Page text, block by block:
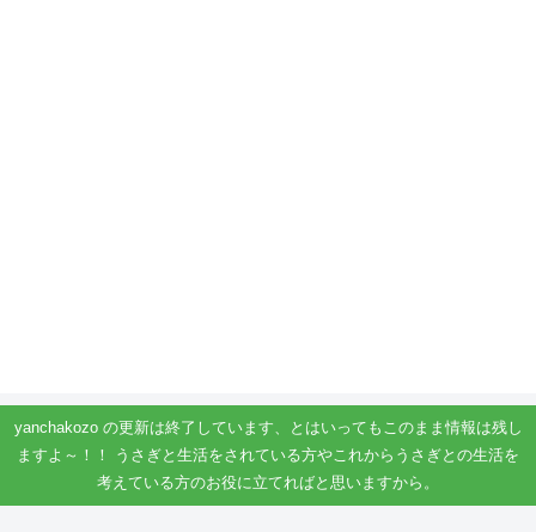
yanchakozo の更新は終了しています、とはいってもこのまま情報は残し
ますよ～！！ うさぎと生活をされている方やこれからうさぎとの生活を
考えている方のお役に立てればと思いますから。